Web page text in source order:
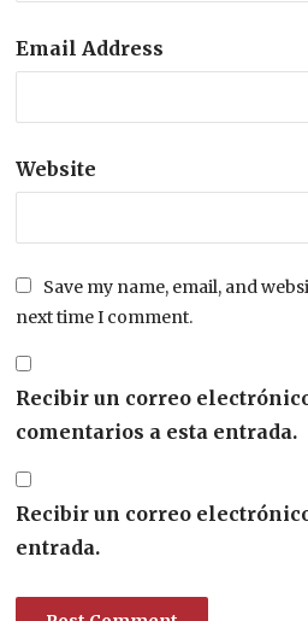
Email Address
Website
Save my name, email, and
next time I comment.
Recibir un correo
comentarios a esta entrada.
Recibir un correo
entrada.